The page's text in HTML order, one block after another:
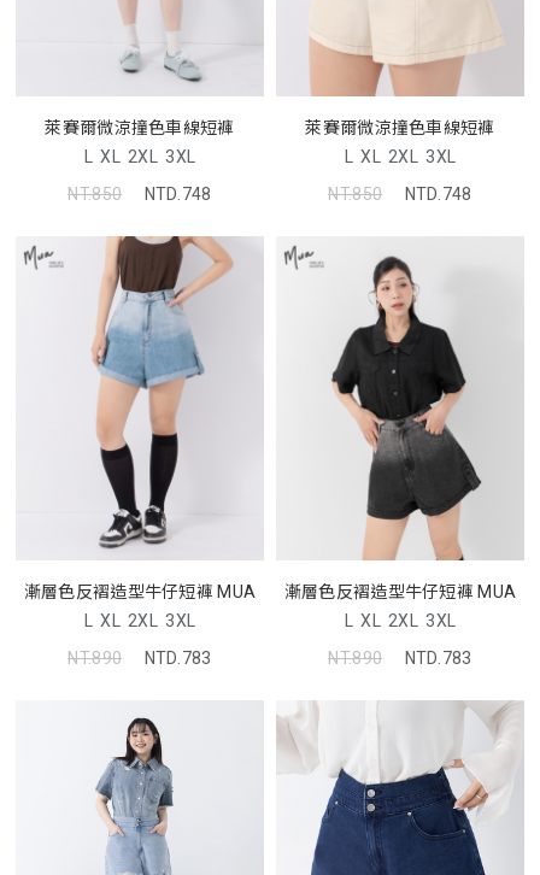
萊賽爾微涼撞色車線短褲
L XL 2XL 3XL
NT.850
NTD.748
萊賽爾微涼撞色車線短褲
L XL 2XL 3XL
NT.850
NTD.748
漸層色反褶造型牛仔短褲 MUA
L XL 2XL 3XL
NT.890
NTD.783
漸層色反褶造型牛仔短褲 MUA
L XL 2XL 3XL
NT.890
NTD.783